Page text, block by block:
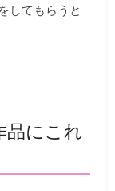
してもらうと
にこれ